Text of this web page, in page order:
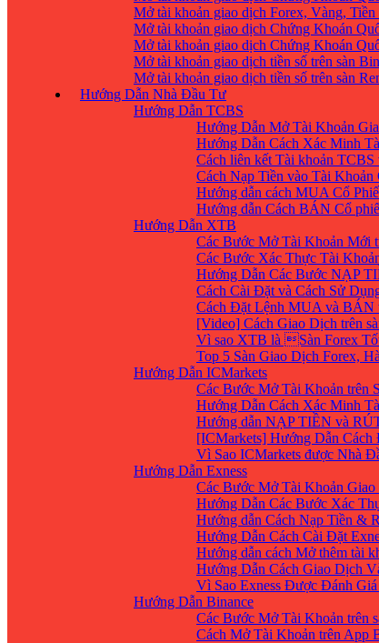
Mở tài khoản giao dịch Forex, Vàng, Tiền
Mở tài khoản giao dịch Chứng Khoán
Mở tài khoản giao dịch Chứng Khoán
Mở tài khoản giao dịch tiền số trên sàn
Mở tài khoản giao dịch tiền số trên sàn
Hướng Dẫn Nhà Đầu Tư
Hướng Dẫn TCBS
Hướng Dẫn Mở Tài Khoản
Hướng Dẫn Cách Xác Minh
Cách liên kết Tài khoản
Cách Nạp Tiền vào Tài
Hướng dẫn cách MUA Cổ
Hướng dẫn Cách BÁN Cổ
Hướng Dẫn XTB
Các Bước Mở Tài Khoản Mới
Các Bước Xác Thực Tài
Hướng Dẫn Các Bước NẠP
Cách Cài Đặt và Cách Sử
Cách Đặt Lệnh MUA và BÁN
[Video] Cách Giao Dịch trên
Vì sao XTB là Sàn Forex
Top 5 Sàn Giao Dịch Forex,
Hướng Dẫn ICMarkets
Các Bước Mở Tài Khoản trên
Hướng Dẫn Cách Xác Minh
Hướng dẫn NẠP TIỀN và
[ICMarkets] Hướng Dẫn Cách
Vì Sao ICMarkets được Nhà
Hướng Dẫn Exness
Các Bước Mở Tài Khoản Giao
Hướng Dẫn Các Bước Xác
Hướng dẫn Cách Nạp Tiền &
Hướng Dẫn Cách Cài Đặt
Hướng dẫn cách Mở thêm tài
Hướng Dẫn Cách Giao Dịch
Vì Sao Exness Được Đánh
Hướng Dẫn Binance
Các Bước Mở Tài Khoản trên
Cách Mở Tài Khoản trên App